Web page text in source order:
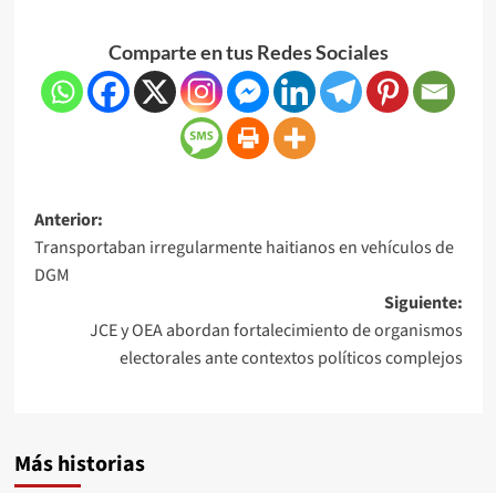
Comparte en tus Redes Sociales
Anterior:
Transportaban irregularmente haitianos en vehículos de
DGM
Siguiente:
JCE y OEA abordan fortalecimiento de organismos
electorales ante contextos políticos complejos
Más historias